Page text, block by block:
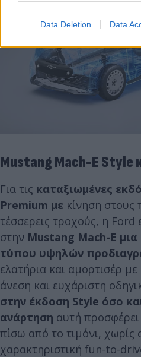
Data Deletion Data
Mustang Mach-E Style
Για τις καταξιωμένες
Premium με κίνηση στους
τέσσερεις τροχούς, η Ford
στην Mustang Mach-E
τύπου υψηλών
ελατήρια και αμορτισέρ με
άνεση και ευχάριστη
στην έκδοση Style όσο
ανάρτηση αυτή
πίσω από το τιμόνι,
χαρακτηριστική fun-to-